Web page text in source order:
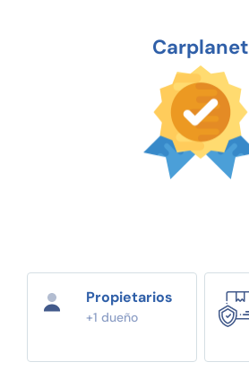
Carplanet
Propietarios
+1 dueño